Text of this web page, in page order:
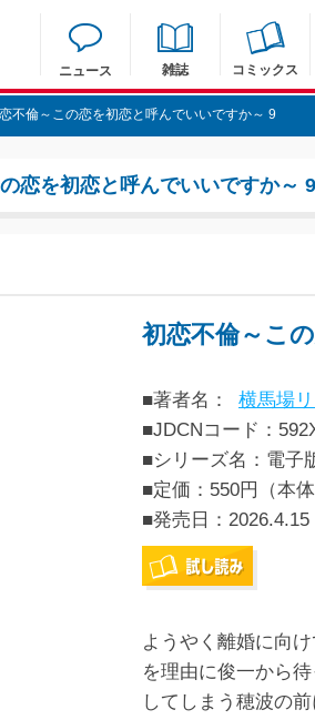
ニュース 雑誌 コミックス
不倫～この恋を初恋と呼んでいいですか～ 9
恋を初恋と呼んでいいですか～ 9
初恋不倫～こ
■著者名：
横馬場
■JDCNコード：
■シリーズ名：電子
■定価：550円（本
■発売日： 2026.4.15
ようやく離婚に向
を理由に俊一から
してしまう穂波の